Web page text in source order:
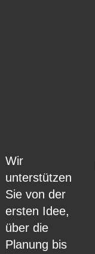
Wir
unterstützen
Sie von der
ersten Idee,
über die
Planung bis